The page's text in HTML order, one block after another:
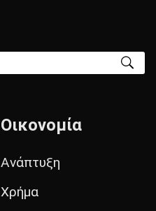
Οικονομία
Ανάπτυξη
Χρήμα